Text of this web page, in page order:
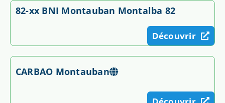
82-xx BNI Montauban Montalba 82
Découvrir
CARBAO Montauban